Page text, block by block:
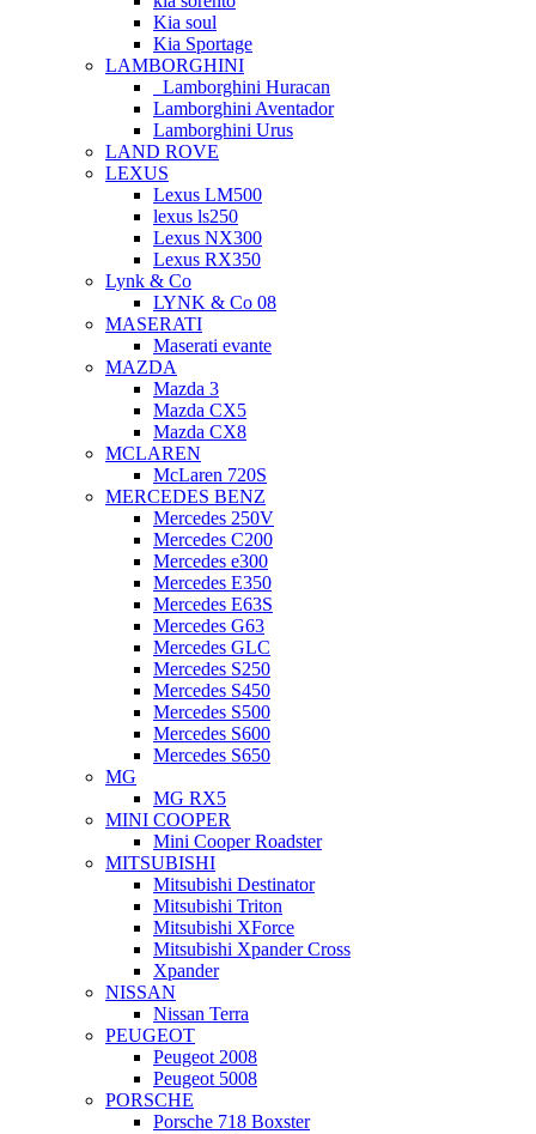
Kia soul
Kia Sportage
LAMBORGHINI
Lamborghini Huracan
Lamborghini Aventador
Lamborghini Urus
LAND ROVE
LEXUS
Lexus LM500
lexus ls250
Lexus NX300
Lexus RX350
Lynk & Co
LYNK & Co 08
MASERATI
Maserati evante
MAZDA
Mazda 3
Mazda CX5
Mazda CX8
MCLAREN
McLaren 720S
MERCEDES BENZ
Mercedes 250V
Mercedes C200
Mercedes e300
Mercedes E350
Mercedes E63S
Mercedes G63
Mercedes GLC
Mercedes S250
Mercedes S450
Mercedes S500
Mercedes S600
Mercedes S650
MG
MG RX5
MINI COOPER
Mini Cooper Roadster
MITSUBISHI
Mitsubishi Destinator
Mitsubishi Triton
Mitsubishi XForce
Mitsubishi Xpander Cross
Xpander
NISSAN
Nissan Terra
PEUGEOT
Peugeot 2008
Peugeot 5008
PORSCHE
Porsche 718 Boxster